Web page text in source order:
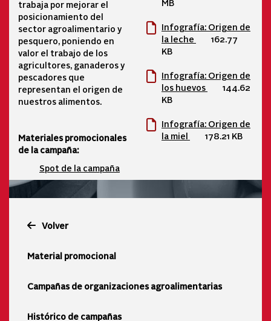
trabaja por mejorar el
posicionamiento del
sector agroalimentario y
pesquero, poniendo en
valor el trabajo de los
agricultores, ganaderos y
pescadores que
representan el origen de
nuestros alimentos.
Materiales promocionales
de la campaña:
Spot de la campaña
MB
Infografía: Origen de
la leche
162.77
KB
Infografía: Origen de
los huevos
144.62
KB
Infografía: Origen de
la miel
178.21 KB
Volver
Material promocional
Campañas de organizaciones agroalimentarias
Histórico de campañas